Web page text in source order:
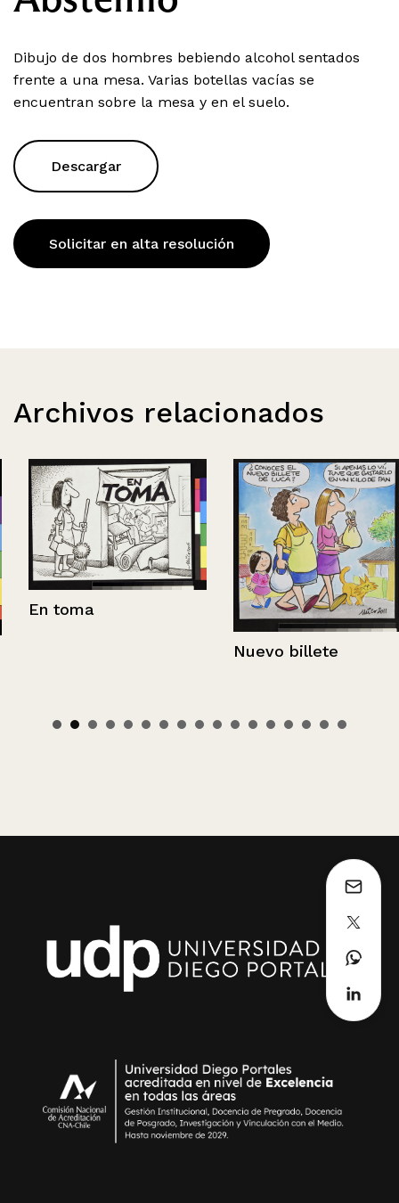
Dibujo de dos hombres bebiendo alcohol sentados
frente a una mesa. Varias botellas vacías se
encuentran sobre la mesa y en el suelo.
Descargar
Solicitar en alta resolución
Archivos relacionados
En toma
Nuevo billete